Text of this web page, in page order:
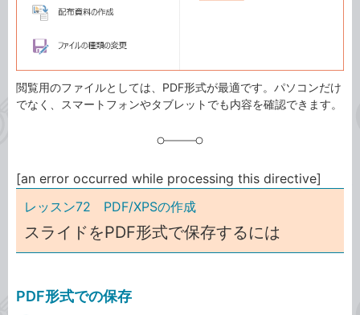
閲覧用のファイルとしては、PDF形式が最適です。パソコンだけ
でなく、スマートフォンやタブレットでも内容を確認できます。
[an error occurred while processing this directive]
レッスン72 PDF/XPSの作成
スライドをPDF形式で保存するには
PDF形式での保存